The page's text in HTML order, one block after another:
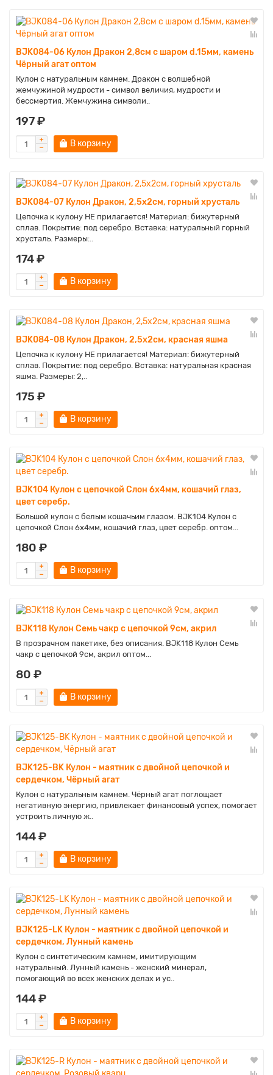
BJK084-06 Кулон Дракон 2,8см с шаром d.15мм, камень
Чёрный агат оптом
Кулон с натуральным камнем. Дракон с волшебной
жемчужиной мудрости - символ величия, мудрости и
бессмертия. Жемчужина символи..
197 ₽
В корзину
BJK084-07 Кулон Дракон, 2,5х2см, горный хрусталь
Цепочка к кулону НЕ прилагается! Материал: бижутерный
сплав. Покрытие: под серебро. Вставка: натуральный горный
хрусталь. Размеры:..
174 ₽
В корзину
BJK084-08 Кулон Дракон, 2,5х2см, красная яшма
Цепочка к кулону НЕ прилагается! Материал: бижутерный
сплав. Покрытие: под серебро. Вставка: натуральная красная
яшма. Размеры: 2,..
175 ₽
В корзину
BJK104 Кулон с цепочкой Слон 6х4мм, кошачий глаз,
цвет серебр.
Большой кулон с белым кошачьим глазом. BJK104 Кулон с
цепочкой Слон 6х4мм, кошачий глаз, цвет серебр. оптом...
180 ₽
В корзину
BJK118 Кулон Семь чакр с цепочкой 9см, акрил
В прозрачном пакетике, без описания. BJK118 Кулон Семь
чакр с цепочкой 9см, акрил оптом...
80 ₽
В корзину
BJK125-BK Кулон - маятник с двойной цепочкой и
сердечком, Чёрный агат
Кулон с натуральным камнем. Чёрный агат поглощает
негативную энергию, привлекает финансовый успех, помогает
устроить личную ж..
144 ₽
В корзину
BJK125-LK Кулон - маятник с двойной цепочкой и
сердечком, Лунный камень
Кулон с синтетическим камнем, имитирующим
натуральный. Лунный камень - женский минерал,
помогающий во всех женских делах и ус..
144 ₽
В корзину